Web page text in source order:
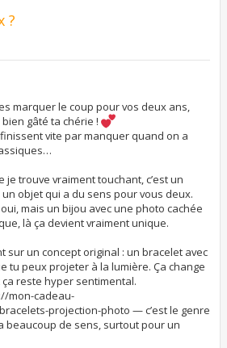
?
marquer le coup pour vos deux ans,
gâté ta chérie !
vite par manquer quand on a
trouve vraiment touchant, c’est un
objet qui a du sens pour vous deux.
mais un bijou avec une photo cachée
là ça devient vraiment unique.
sur un concept original : un bracelet avec
tu peux projeter à la lumière. Ça change
reste hyper sentimental.
mon-cadeau-
projection-photo — c’est le genre
beaucoup de sens, surtout pour un